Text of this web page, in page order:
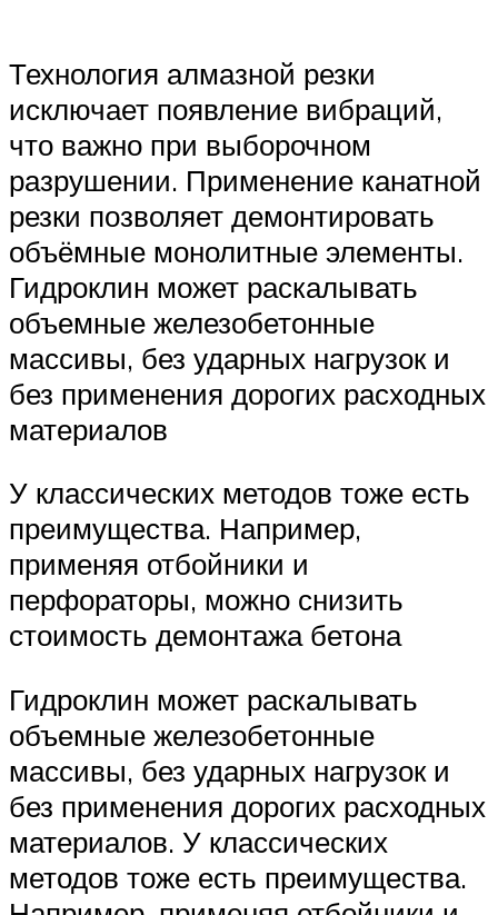
Технология алмазной резки
исключает появление вибраций,
что важно при выборочном
разрушении. Применение канатной
резки позволяет демонтировать
объёмные монолитные элементы.
Гидроклин может раскалывать
объемные железобетонные
массивы, без ударных нагрузок и
без применения дорогих расходных
материалов
У классических методов тоже есть
преимущества. Например,
применяя отбойники и
перфораторы, можно снизить
стоимость демонтажа бетона
Гидроклин может раскалывать
объемные железобетонные
массивы, без ударных нагрузок и
без применения дорогих расходных
материалов. У классических
методов тоже есть преимущества.